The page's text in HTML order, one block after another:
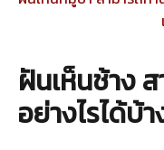
ฝันเห็นช้าง
อย่างไรได้บ้